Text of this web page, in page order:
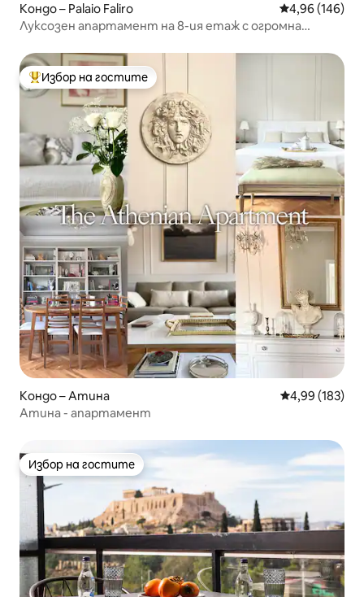
Кондо – Palaio Faliro Средна
4,96 (146)
Луксозен апартамент на 8-ия етаж с огромна
Най-популярен избор на гостите
Избор на гостите
Кондо – Атина Средна
4,99 (183)
Атина - апартамент
Избор на гостите
Избор на гостите